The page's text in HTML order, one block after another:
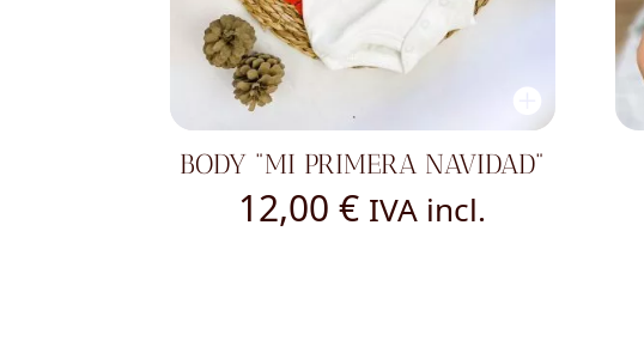
BODY "MI PRIMERA NAVIDAD"
12,00€ IVA incl.